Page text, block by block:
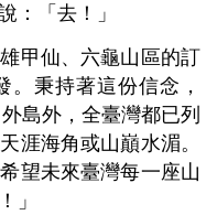
：「去！」
甲仙、六龜山區的訂
秉持著這份信念，
島外，全臺灣都已列
涯海角或山巔水湄。
望未來臺灣每一座山
」